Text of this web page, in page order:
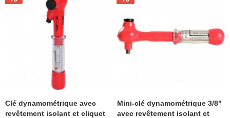
Clé dynamométrique avec
revêtement isolant et cliquet
Mini-clé dynamométrique 3/8"
avec revêtement isolant et